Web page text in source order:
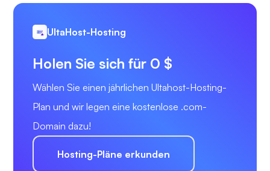
UltaHost-Hosting
Holen Sie sich für 0 $
Wählen Sie einen jährlichen Ultahost-Hosting-
Plan und wir legen eine kostenlose .com-
Domain dazu!
Hosting-Pläne erkunden